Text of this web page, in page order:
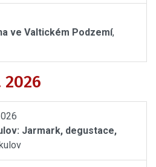
ve Valtickém Podzemí,
2026
Jarmark, degustace,